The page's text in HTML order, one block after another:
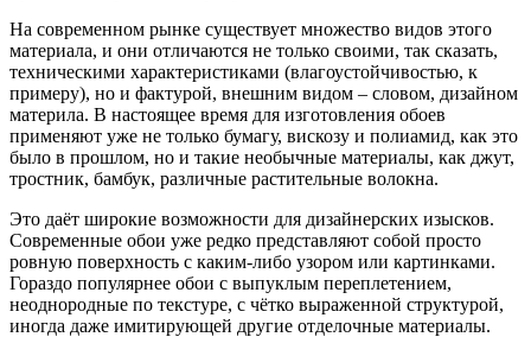
На современном рынке существует множество видов этого
материала, и они отличаются не только своими, так сказать,
техническими характеристиками (влагоустойчивостью, к
примеру), но и фактурой, внешним видом – словом, дизайном
материла. В настоящее время для изготовления обоев
применяют уже не только бумагу, вискозу и полиамид, как это
было в прошлом, но и такие необычные материалы, как джут,
тростник, бамбук, различные растительные волокна.
Это даёт широкие возможности для дизайнерских изысков.
Современные обои уже редко представляют собой просто
ровную поверхность с каким-либо узором или картинками.
Гораздо популярнее обои с выпуклым переплетением,
неоднородные по текстуре, с чётко выраженной структурой,
иногда даже имитирующей другие отделочные материалы.